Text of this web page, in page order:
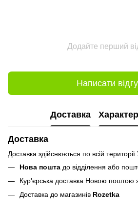
Додайте перший
Написати
Доставка
Доставка
Доставка здійснюється по всій
Нова пошта до відділення або
Кур'єрська доставка Новою поштою
Доставка до магазинів Rozetka